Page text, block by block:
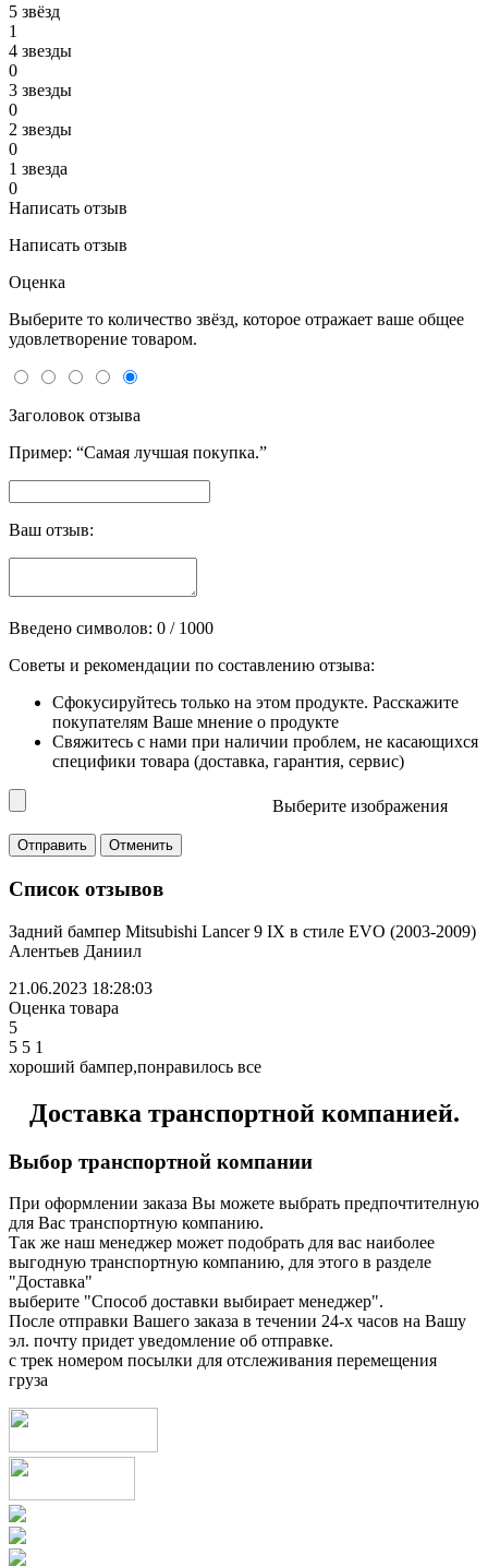
5 звёзд
1
4 звeзды
0
3 звeзды
0
2 звeзды
0
1 звeзда
0
Написать отзыв
Написать отзыв
Оценка
Выберите то количество звёзд, которое отражает ваше общее
удовлетворение товаром.
Заголовок отзыва
Пример: “Самая лучшая покупка.”
Ваш отзыв:
Введено символов: 0 / 1000
Советы и рекомендации по составлению отзыва:
Сфокусируйтесь только на этом продукте. Расскажите
покупателям Ваше мнение о продукте
Свяжитесь с нами при наличии проблем, не касающихся
специфики товара (доставка, гарантия, сервис)
Выберите изображения
Список отзывов
Задний бампер Mitsubishi Lancer 9 IX в стиле EVO (2003-2009)
Алентьев Даниил
21.06.2023 18:28:03
Оценка товара
5
5 5 1
хороший бампер,понравилось все
Доставка транспортной компанией.
Выбор транспортной компании
При оформлении заказа Вы можете выбрать предпочтителную
для Вас транспортную компанию.
Так же наш менеджер может подобрать для вас наиболее
выгодную транспортную компанию, для этого в разделе
"Доставка"
выберите "Способ доставки выбирает менеджер".
После отправки Вашего заказа в течении 24-х часов на Вашу
эл. почту придет уведомление об отправке.
с трек номером посылки для отслеживания перемещения
груза